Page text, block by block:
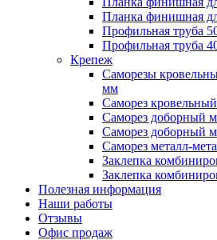
Планка финишная
Профильная труба
Профильная труба
Крепеж
Саморезы
мм
Саморез
Саморез доборный
Саморез доборный
Саморез металл-
Заклепка
Заклепка
Полезная информация
Наши работы
Отзывы
Офис продаж